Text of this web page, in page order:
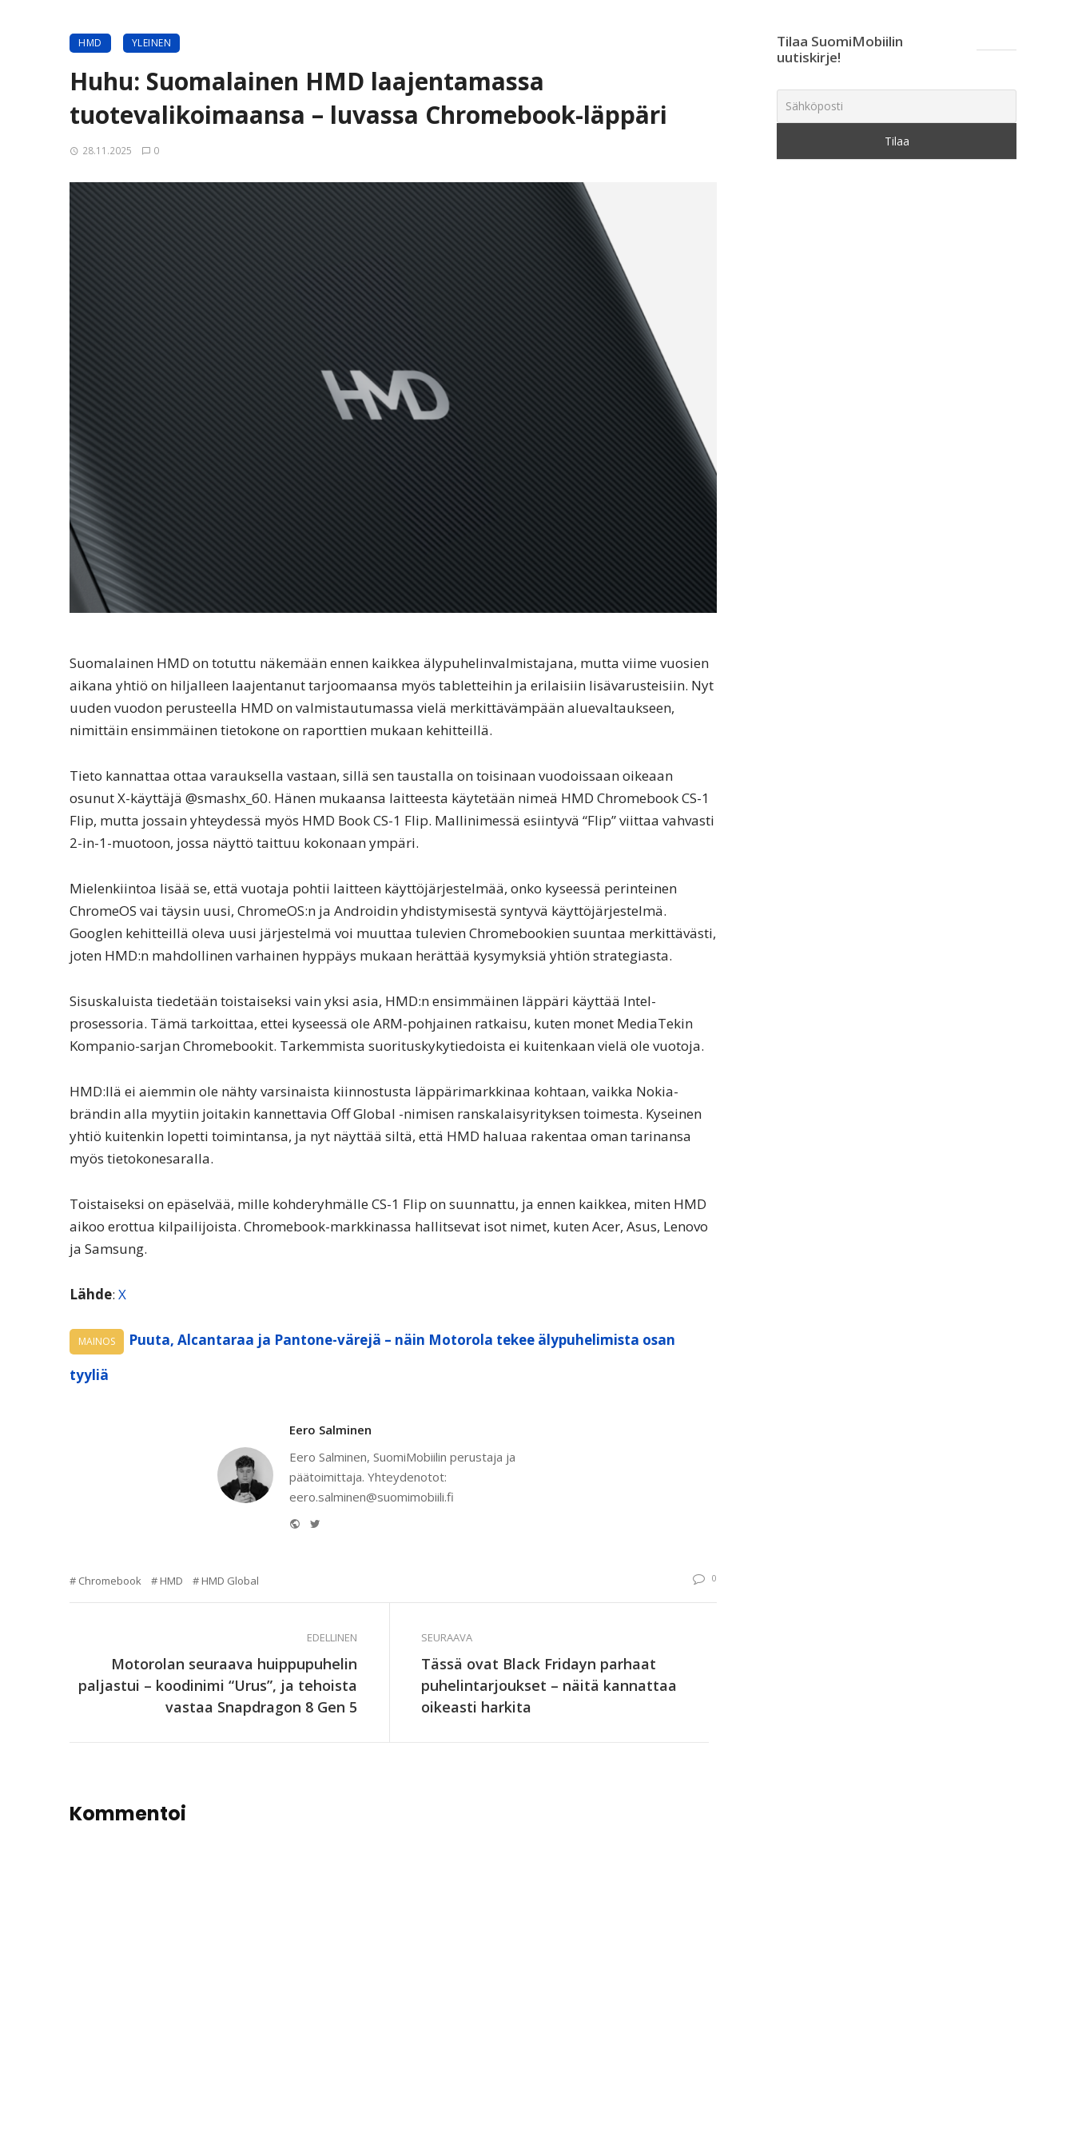
HMD YLEINEN
Huhu: Suomalainen HMD laajentamassa
tuotevalikoimaansa – luvassa Chromebook-läppäri
28.11.2025 0
Suomalainen HMD on totuttu näkemään ennen kaikkea älypuhelinvalmistajana, mutta viime vuosien
aikana yhtiö on hiljalleen laajentanut tarjoomaansa myös tabletteihin ja erilaisiin lisävarusteisiin. Nyt
uuden vuodon perusteella HMD on valmistautumassa vielä merkittävämpään aluevaltaukseen,
nimittäin ensimmäinen tietokone on raporttien mukaan kehitteillä.
Tieto kannattaa ottaa varauksella vastaan, sillä sen taustalla on toisinaan vuodoissaan oikeaan
osunut X-käyttäjä @smashx_60. Hänen mukaansa laitteesta käytetään nimeä HMD Chromebook CS-1
Flip, mutta jossain yhteydessä myös HMD Book CS-1 Flip. Mallinimessä esiintyvä “Flip” viittaa vahvasti
2-in-1-muotoon, jossa näyttö taittuu kokonaan ympäri.
Mielenkiintoa lisää se, että vuotaja pohtii laitteen käyttöjärjestelmää, onko kyseessä perinteinen
ChromeOS vai täysin uusi, ChromeOS:n ja Androidin yhdistymisestä syntyvä käyttöjärjestelmä.
Googlen kehitteillä oleva uusi järjestelmä voi muuttaa tulevien Chromebookien suuntaa merkittävästi,
joten HMD:n mahdollinen varhainen hyppäys mukaan herättää kysymyksiä yhtiön strategiasta.
Sisuskaluista tiedetään toistaiseksi vain yksi asia, HMD:n ensimmäinen läppäri käyttää Intel-
prosessoria. Tämä tarkoittaa, ettei kyseessä ole ARM-pohjainen ratkaisu, kuten monet MediaTekin
Kompanio-sarjan Chromebookit. Tarkemmista suorituskykytiedoista ei kuitenkaan vielä ole vuotoja.
HMD:llä ei aiemmin ole nähty varsinaista kiinnostusta läppärimarkkinaa kohtaan, vaikka Nokia-
brändin alla myytiin joitakin kannettavia Off Global -nimisen ranskalaisyrityksen toimesta. Kyseinen
yhtiö kuitenkin lopetti toimintansa, ja nyt näyttää siltä, että HMD haluaa rakentaa oman tarinansa
myös tietokonesaralla.
Toistaiseksi on epäselvää, mille kohderyhmälle CS-1 Flip on suunnattu, ja ennen kaikkea, miten HMD
aikoo erottua kilpailijoista. Chromebook-markkinassa hallitsevat isot nimet, kuten Acer, Asus, Lenovo
ja Samsung.
Lähde: X
MAINOS
Puuta, Alcantaraa ja Pantone-värejä – näin Motorola tekee älypuhelimista osan
tyyliä
Eero Salminen
Eero Salminen, SuomiMobiilin perustaja ja
päätoimittaja. Yhteydenotot:
eero.salminen@suomimobiili.fi
Website
Chromebook HMD HMD Global 0
EDELLINEN
Motorolan seuraava huippupuhelin
paljastui – koodinimi “Urus”, ja tehoista
vastaa Snapdragon 8 Gen 5
SEURAAVA
Tässä ovat Black Fridayn parhaat
puhelintarjoukset – näitä kannattaa
oikeasti harkita
Kommentoi
Tilaa SuomiMobiilin
uutiskirje!